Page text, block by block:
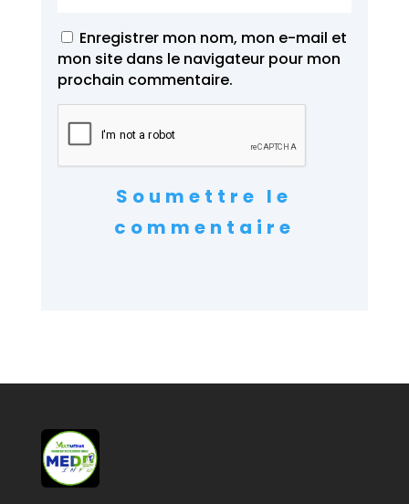
Enregistrer mon nom, mon e-mail et
mon site dans le navigateur pour mon
prochain commentaire.
Soumettre le
commentaire